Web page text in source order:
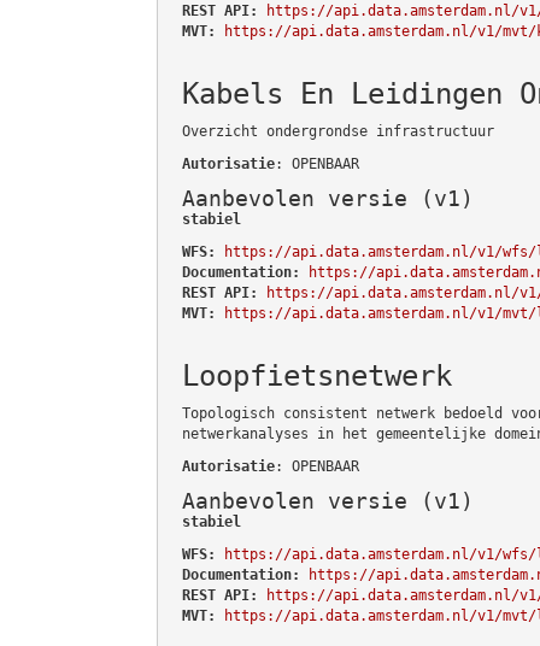
REST API:
https://api.data.amsterdam.nl/
MVT:
https://api.data.amsterdam.nl/v1/
Kabels En Leidingen
Overzicht ondergrondse infrastructuur
Autorisatie: OPENBAAR
Aanbevolen versie (v1)
stabiel
WFS:
https://api.data.amsterdam.nl/v1/
Documentation:
https://
REST API:
https://api.data.amsterdam.nl/
MVT:
https://api.data.amsterdam.nl/v1/
Loopfietsnetwerk
Topologisch consistent netwerk bedoeld
netwerkanalyses in het gemeentelijke
Autorisatie: OPENBAAR
Aanbevolen versie (v1)
stabiel
WFS:
https://api.data.amsterdam.nl/v1/
Documentation:
https://
REST API:
https://api.data.amsterdam.nl/
MVT:
https://api.data.amsterdam.nl/v1/